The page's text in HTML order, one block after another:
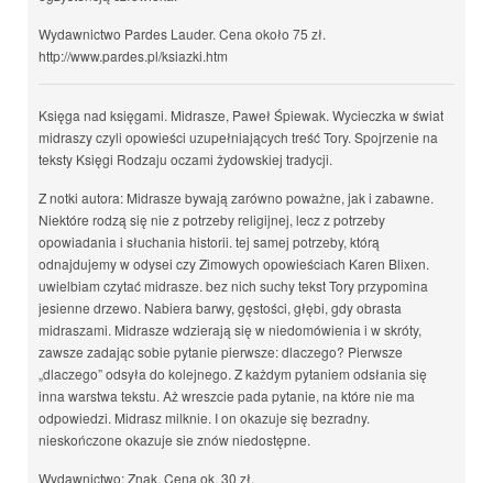
Wydawnictwo Pardes Lauder. Cena około 75 zł.
http://www.pardes.pl/ksiazki.htm
Księga nad księgami. Midrasze, Paweł Śpiewak. Wycieczka w świat
midraszy czyli opowieści uzupełniających treść Tory. Spojrzenie na
teksty Księgi Rodzaju oczami żydowskiej tradycji.
Z notki autora: Midrasze bywają zarówno poważne, jak i zabawne.
Niektóre rodzą się nie z potrzeby religijnej, lecz z potrzeby
opowiadania i słuchania historii. tej samej potrzeby, którą
odnajdujemy w odysei czy Zimowych opowieściach Karen Blixen.
uwielbiam czytać midrasze. bez nich suchy tekst Tory przypomina
jesienne drzewo. Nabiera barwy, gęstości, głębi, gdy obrasta
midraszami. Midrasze wdzierają się w niedomówienia i w skróty,
zawsze zadając sobie pytanie pierwsze: dlaczego? Pierwsze
„dlaczego” odsyła do kolejnego. Z każdym pytaniem odsłania się
inna warstwa tekstu. Aż wreszcie pada pytanie, na które nie ma
odpowiedzi. Midrasz milknie. I on okazuje się bezradny.
nieskończone okazuje sie znów niedostępne.
Wydawnictwo: Znak. Cena ok. 30 zł.